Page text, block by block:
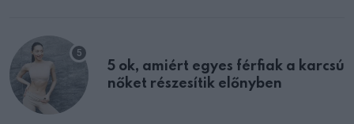
5 ok, amiért egyes férfiak a karcsú
nőket részesítik előnyben